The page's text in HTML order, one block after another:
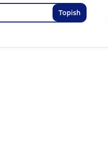
Topish